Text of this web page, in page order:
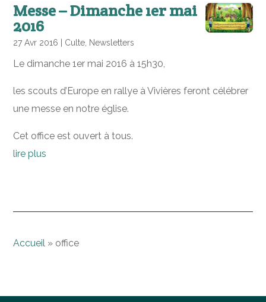
Messe – Dimanche 1er mai
2016
27 Avr 2016 Culte Newsletters
Le dimanche 1er mai 2016 à 15h30,
les scouts d’Europe en rallye à Vivières feront célébrer
une messe en notre église.
Cet office est ouvert à tous.
lire plus
Accueil » office